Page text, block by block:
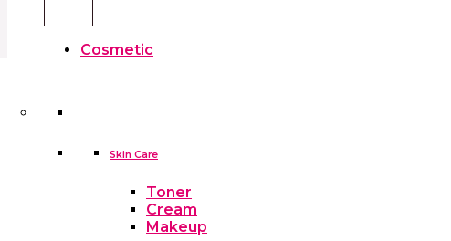
Cosmetic
Skin Care
Toner
Cream
Makeup
Household